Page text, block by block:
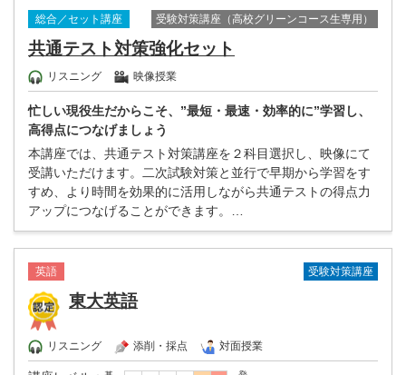
総合／セット講座 受験対策講座（高校グリーンコース生専用）
共通テスト対策強化セット
リスニング 映像授業
忙しい現役生だからこそ、”最短・最速・効率的に”学習し、
高得点につなげましょう
本講座では、共通テスト対策講座を２科目選択し、映像にて
受講いただけます。二次試験対策と並行で早期から学習をす
すめ、より時間を効果的に活用しながら共通テストの得点力
アップにつなげることができます。…
英語 受験対策講座
東大英語
リスニング 添削・採点 対面授業